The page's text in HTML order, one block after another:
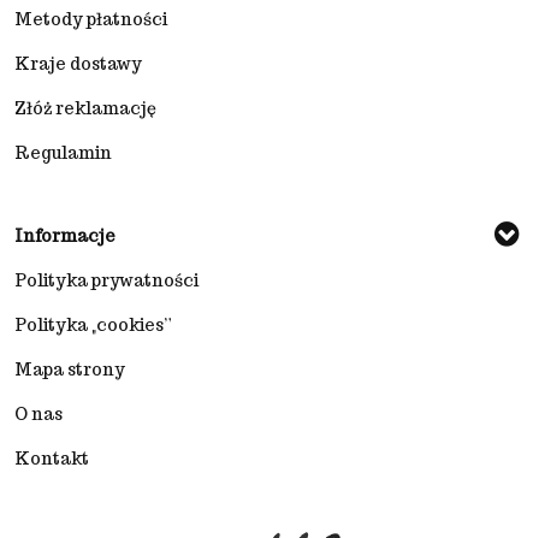
Metody płatności
Kraje dostawy
Złóż reklamację
Regulamin
Informacje
Polityka prywatności
Polityka „cookies”
Mapa strony
O nas
Kontakt